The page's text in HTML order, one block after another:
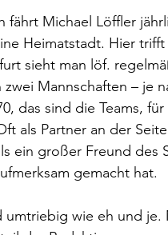
fährt Michael Löffler
Heimatstadt. Hier
sieht man löf.
zwei Mannschaften – je
das sind die Teams,
als Partner an der
ein großer Freund des
gemacht hat.
umtriebig wie eh und